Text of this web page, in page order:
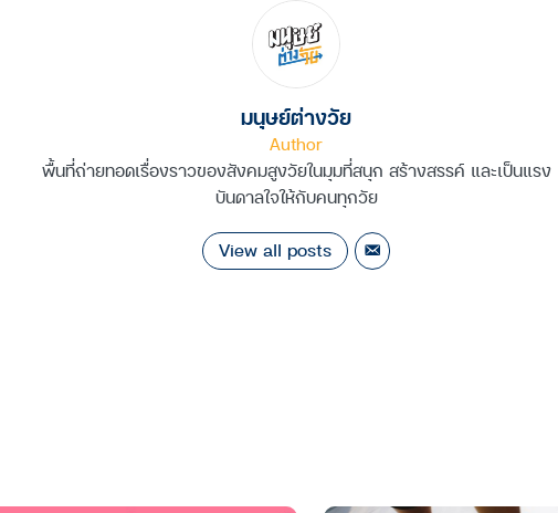
มนุษย์ต่างวัย
Author
พื้นที่ถ่ายทอดเรื่องราวของสังคมสูงวัยในมุมที่สนุก สร้างสรรค์ และเป็นแรง
บันดาลใจให้กับคนทุกวัย
View all posts